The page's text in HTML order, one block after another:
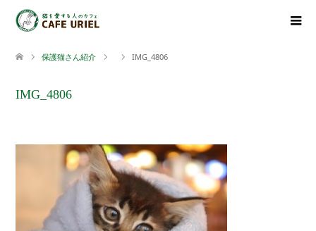
保護猫さん紹介 IMG_4806
IMG_4806